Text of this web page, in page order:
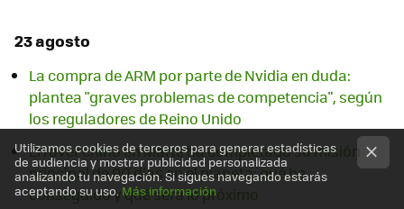
23 agosto
La compra de ARM por parte de Nvidia en duda:
plantea "graves problemas de competencia", según
los reguladores de Reino Unido
El rover chino en Marte ha completado su misión
principal de 90 días en el planeta: qué ha
conseguido y qué será lo próximo
Utilizamos cookies de terceros para generar estadísticas
de audiencia y mostrar publicidad personalizada
analizando tu navegación. Si sigues navegando estarás
aceptando su uso.Más información